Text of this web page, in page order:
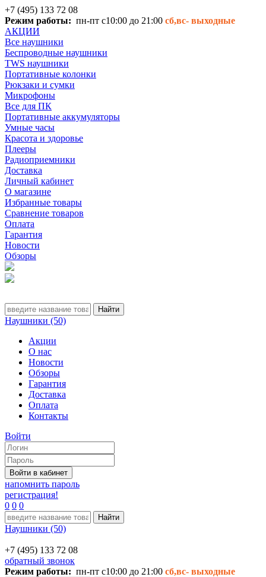
+7 (495) 133 72 08
Режим работы: пн-пт с10:00 до 21:00 сб,вс- выходные
АКЦИИ
Все наушники
Беспроводные наушники
TWS наушники
Портативные колонки
Рюкзаки и сумки
Микрофоны
Все для ПК
Портативные аккумуляторы
Умные часы
Красота и здоровье
Плееры
Радиоприемники
Доставка
Личный кабинет
О магазине
Избранные товары
Сравнение товаров
Оплата
Гарантия
Новости
Обзоры
Наушники (50)
Акции
О нас
Новости
Обзоры
Гарантия
Доставка
Оплата
Контакты
Войти
напомнить пароль
регистрация!
0 0 0
Наушники (50)
+7 (495) 133 72 08
обратный звонок
Режим работы: пн-пт с10:00 до 21:00 сб,вс- выходные